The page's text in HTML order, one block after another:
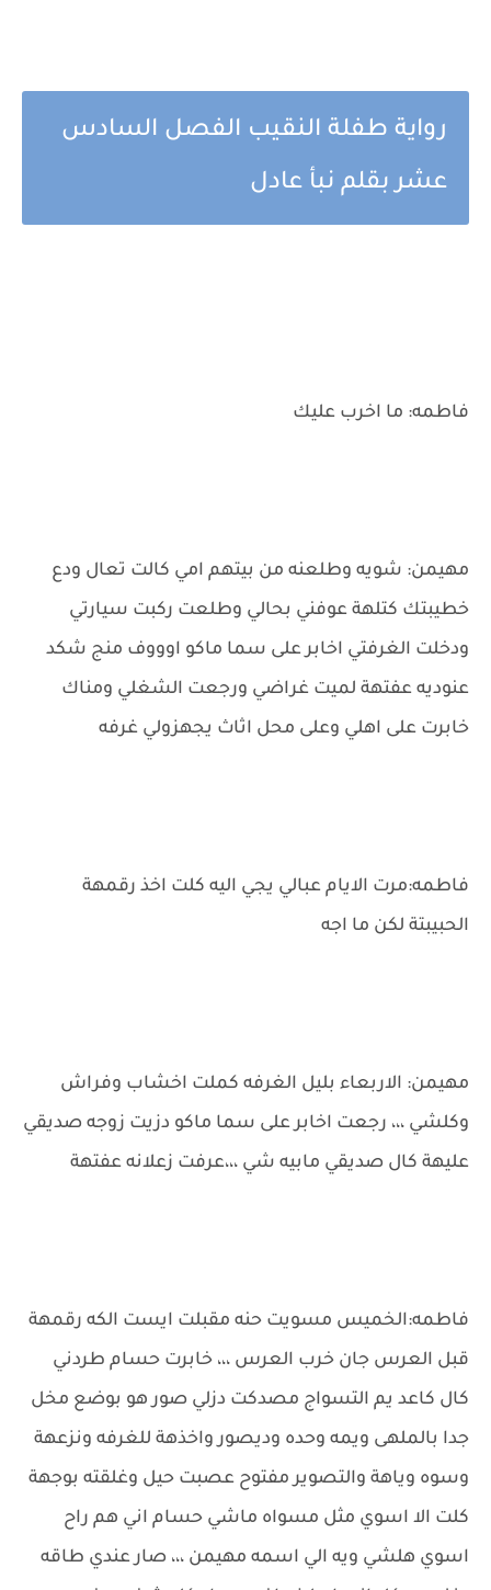
رواية طفلة النقيب الفصل السادس
عشر بقلم نبأ عادل
فاطمه: ما اخرب عليك
مهيمن: شويه وطلعنه من بيتهم امي كالت تعال ودع
خطيبتك كتلهة عوفني بحالي وطلعت ركبت سيارتي
ودخلت الغرفتي اخابر على سما ماكو اوووف منج شكد
عنوديه عفتهة لميت غراضي ورجعت الشغلي ومناك
خابرت على اهلي وعلى محل اثاث يجهزولي غرفه
فاطمه:مرت الايام عبالي يجي اليه كلت اخذ رقمهة
الحبيبتة لكن ما اجه
مهيمن: الاربعاء بليل الغرفه كملت اخشاب وفراش
وكلشي ،،، رجعت اخابر على سما ماكو دزيت زوجه صديقي
عليهة كال صديقي مابيه شي ،،،عرفت زعلانه عفتهة
فاطمه:الخميس مسويت حنه مقبلت ايست الكه رقمهة
قبل العرس جان خرب العرس ،،، خابرت حسام طردني
كال كاعد يم التسواج مصدكت دزلي صور هو بوضع مخل
جدا بالملهى ويمه وحده وديصور واخذهة للغرفه ونزعهة
وسوه وياهة والتصوير مفتوح عصبت حيل وغلقته بوجهة
كلت الا اسوي مثل مسواه ماشي حسام اني هم راح
اسوي هلشي ويه الي اسمه مهيمن ،،، صار عندي طاقه